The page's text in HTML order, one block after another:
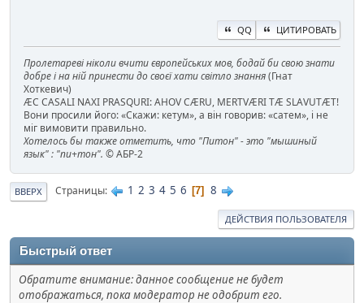
QQ ЦИТИРОВАТЬ
Пролетареві ніколи вчити європейських мов, бодай би свою знати
добре і на ній принести до своєї хати світло знання(Гнат
Хоткевич)
ÆC CASALI NAXI PRASQURI: AHOV CÆRU, MERTVÆRI TÆ SLAVUTÆT!
Вони просили його: «Скажи: кетум», а він говорив: «сатем», і не
міг вимовити правильно.
Хотелось бы также отметить, что "Питон" - это "мышиный
язык" : "пи+тон". © АБР-2
ВВЕРХ Страницы 1 2 3 4 5 6 7 8
ДЕЙСТВИЯ ПОЛЬЗОВАТЕЛЯ
Быстрый ответ
Обратите внимание: данное сообщение не будет
отображаться, пока модератор не одобрит его.